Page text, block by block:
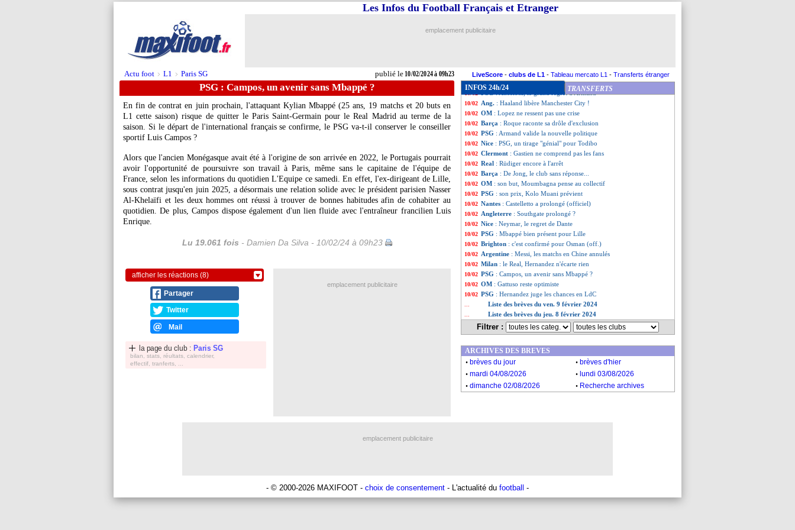
Actu foot > L1 > Paris SG publié le10/02/2024 à 09h23
Les Infos du Football Français et Etranger
emplacement publicitaire
LiveScore - clubs de L1 - Tableau mercato L1 - Transferts étranger
PSG : Campos, un avenir sans Mbappé ?
En fin de contrat en juin prochain, l'attaquant KylianMbappé (25 ans, 19 matchs et 20 buts en
L1 cette saison) risque de quitter le Paris Saint-Germain pour le Real Madrid au terme de la
saison. Si le départ de l'international français se confirme, le PSG va-t-il conserver le conseiller
sportif Luis Campos ?
Alors que l'ancien Monégasque avait été à l'origine de son arrivée en 2022, le Portugais pourrait
avoir l'opportunité de poursuivre son travail à Paris, même sans le capitaine de l'équipe de
France, selon les informations du quotidien L'Equipe ce samedi. En effet, l'ex-dirigeant de Lille,
sous contrat jusqu'en juin 2025, a désormais une relation solide avec le président parisien Nasser
Al-Khelaïfi et les deux hommes ont réussi à trouver de bonnes habitudes afin de cohabiter au
quotidien. De plus, Campos dispose également d'un lien fluide avec l'entraîneur francilien Luis
Enrique.
Lu 19.061 fois - Damien Da Silva - 10/02/24 à 09h23
afficher les réactions (8)
Partager
Twitter
Mail
la page du club : Paris SG
bilan, stats, réultats, calendrier,
effectif, tranferts, ...
INFOS 24h/24 TRANSFERTS
10/02 Coupe d'Asie: le doublé pour le Qatar !
10/02 Esp.: la Real Sociedad battue avant le PSG
10/02 Ang.
10/02 PSG: T. Hernandez veut un Mbappé "heureux"
10/02 L1: Lens-Strasbourg, les compos
: Ancelotti, le grand regret d'Armand
10/02 Ang. : Haaland libère Manchester City !
10/02 OM : Lopez ne ressent pas une crise
10/02 Barça : Roque raconte sa drôle d'exclusion
10/02 PSG : Armand valide la nouvelle politique
10/02 Nice : PSG, un tirage "génial" pour Todibo
10/02 Clermont : Gastien ne comprend pas les fans
10/02 Real : Rüdiger encore à l'arrêt
10/02 Barça : De Jong, le club sans réponse...
10/02 OM : son but, Moumbagna pense au collectif
10/02 PSG : son prix, Kolo Muani prévient
10/02 Nantes : Castelletto a prolongé (officiel)
10/02 Angleterre : Southgate prolongé ?
10/02 Nice : Neymar, le regret de Dante
10/02 PSG : Mbappé bien présent pour Lille
10/02 Brighton : c'est confirmé pour Osman (off.)
10/02 Argentine : Messi, les matchs en Chine annulés
10/02 Milan : le Real, Hernandez n'écarte rien
10/02 PSG : Campos, un avenir sans Mbappé ?
10/02 OM : Gattuso reste optimiste
10/02 PSG : Hernandez juge les chances en LdC
Liste des brèves du ven. 9 février 2024
Liste des brèves du jeu. 8 février 2024
Filtrer :
emplacement publicitaire
ARCHIVES DES BREVES
. brèves du jour . brèves d'hier
. mardi 04/08/2026 . lundi 03/08/2026
. dimanche 02/08/2026 . Recherche archives
emplacement publicitaire
- © 2000-2026 MAXIFOOT - choix de consentement - L'actualité du football -